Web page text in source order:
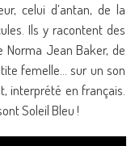
celui d’antan, de la
Ils y racontent des
Norma Jean Baker, de
femelle… sur un son
interprété en français.
Soleil Bleu !